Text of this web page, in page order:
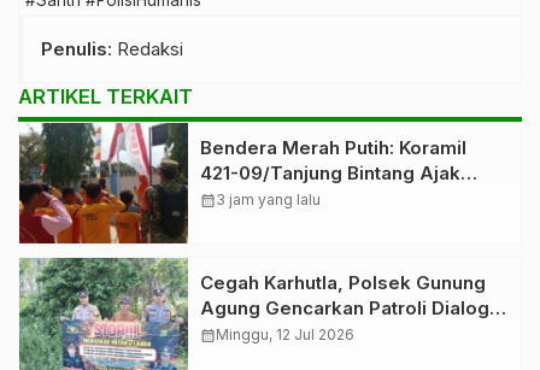
Penulis: Redaksi
ARTIKEL TERKAIT
Bendera Merah Putih: Koramil
421-09/Tanjung Bintang Ajak
Warga Kibarkan Bendera,
calendar_month3 jam yang lalu
Cegah Karhutla, Polsek Gunung
Agung Gencarkan Patroli Dialogis
dan Edukasi kepada Masyarakat
calendar_monthMinggu, 12 Jul 2026